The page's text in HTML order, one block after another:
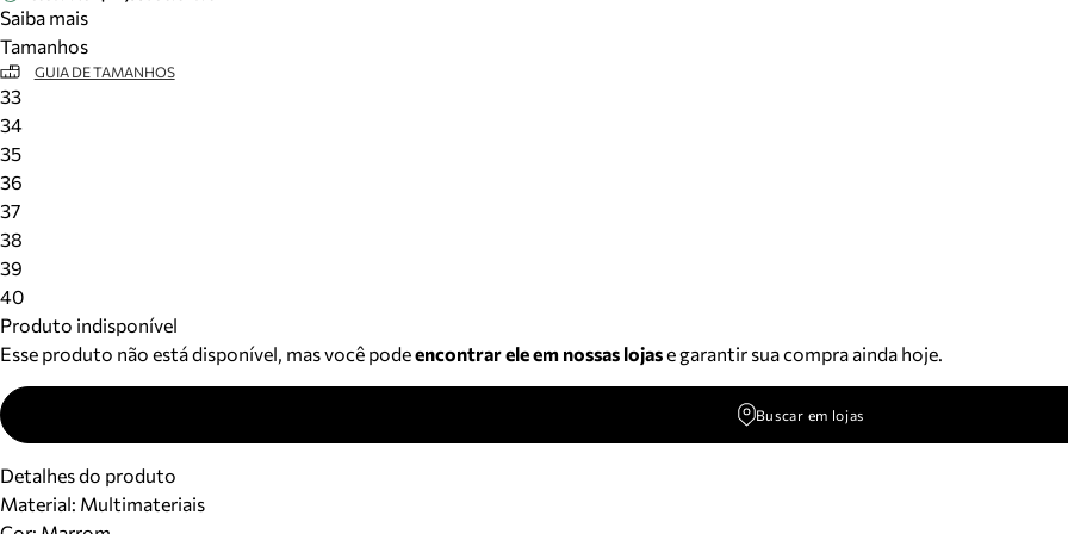
Saiba mais
Tamanhos
GUIA DE TAMANHOS
33
34
35
36
37
38
39
40
Produto indisponível
Esse produto não está disponível, mas você podeencontrar ele em nossas lojase garantir sua compra ainda hoje.
Buscar em lojas
Detalhes do produto
Material: Multimateriais